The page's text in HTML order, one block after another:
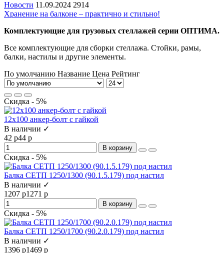
Новости 11.09.2024 2914
Хранение на балконе – практично и стильно!
Комплектующие для грузовых стеллажей серии ОПТИМА.
Все комплектующие для сборки стеллажа. Стойки, рамы,
балки, настилы и другие элементы.
По умолчанию Название Цена Рейтинг
Скидка - 5%
12х100 анкер-болт с гайкой
В наличии ✓
42 р44 р
В корзину
Скидка - 5%
Балка СЕТП 1250/1300 (90.1.5.179) под настил
В наличии ✓
1207 р1271 р
В корзину
Скидка - 5%
Балка СЕТП 1250/1700 (90.2.0.179) под настил
В наличии ✓
1396 р1469 р